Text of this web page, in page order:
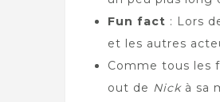
Fun fact : Lors
et les autres
Comme tous les
out de Nickà sa